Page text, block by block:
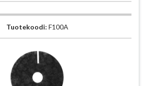
Tuotekoodi: F100A